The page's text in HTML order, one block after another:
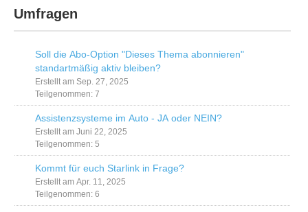
Umfragen
Soll die Abo-Option "Dieses Thema abonnieren"
standartmäßig aktiv bleiben?
Erstellt am Sep. 27, 2025
Teilgenommen: 7
Assistenzsysteme im Auto - JA oder NEIN?
Erstellt am Juni 22, 2025
Teilgenommen: 5
Kommt für euch Starlink in Frage?
Erstellt am Apr. 11, 2025
Teilgenommen: 6